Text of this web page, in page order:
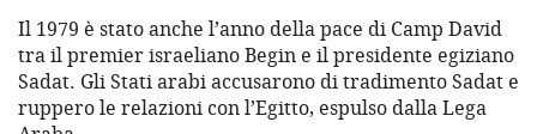
Il 1979 è stato anche l’anno della pace di Camp David
tra il premier israeliano Begin e il presidente egiziano
Sadat. Gli Stati arabi accusarono di tradimento Sadat e
ruppero le relazioni con l’Egitto, espulso dalla Lega